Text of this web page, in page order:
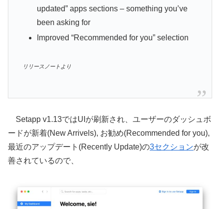
updated” apps sections – something you’ve
been asking for
Improved “Recommended for you” selection
リリースノートより
Setapp v1.13ではUIが刷新され、ユーザーのダッシュボ
ードが新着(New Arrivels), お勧め(Recommended for you),
最近のアップデート(Recently Update)の3セクションが改
善されているので、